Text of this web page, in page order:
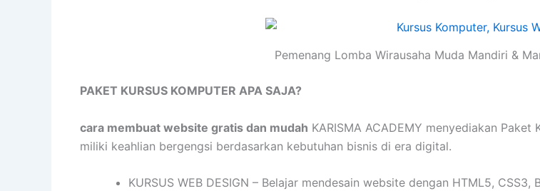
Pemenang Lomba Wirausaha Muda Mandiri &
PAKET KURSUS KOMPUTER APA SAJA?
cara membuat website gratis dan mudah KARISMA ACADEMY menyediakan
miliki keahlian bergengsi berdasarkan kebutuhan bisnis di era digital.
KURSUS WEB DESIGN – Belajar mendesain website dengan HTML5,